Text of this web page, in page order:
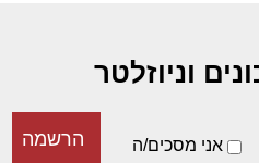
וניוזלטר
אני מסכים/ה